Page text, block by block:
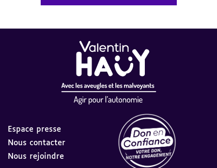
Espace presse
Nous contacter
Nous rejoindre